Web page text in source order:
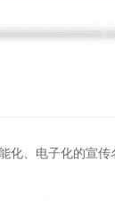
、电子化的宣